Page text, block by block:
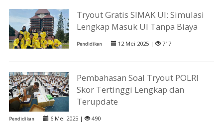
Tryout Gratis SIMAK UI: Simulasi
Lengkap Masuk UI Tanpa Biaya
Pendidikan 12 Mei 2025 | 717
Pembahasan Soal Tryout POLRI
Skor Tertinggi Lengkap dan
Terupdate
Pendidikan 6 Mei 2025 | 490